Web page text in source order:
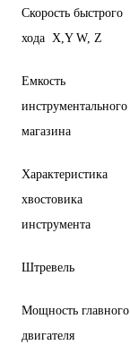
Скорость быстрого
хода X,Y W, Z
Емкость
инструментального
магазина
Характеристика
хвостовика
инструмента
Штревель
Мощность главного
двигателя